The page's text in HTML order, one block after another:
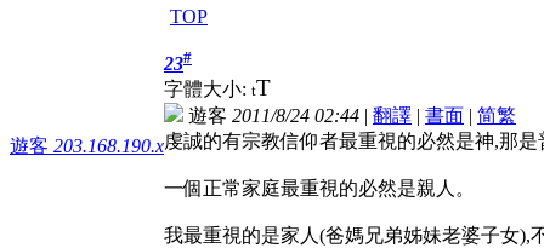
TOP
遊客 203.168.190.x
23#
字體大小: tT
遊客 2011/8/24 02:44 | 翻譯 | 書面 | 简繁
虔誠的有宗教信仰者最重視的必然是神,那
一個正常家庭最重視的必然是親人。
我最重視的是家人(爸媽兄弟姊妹老婆子女),